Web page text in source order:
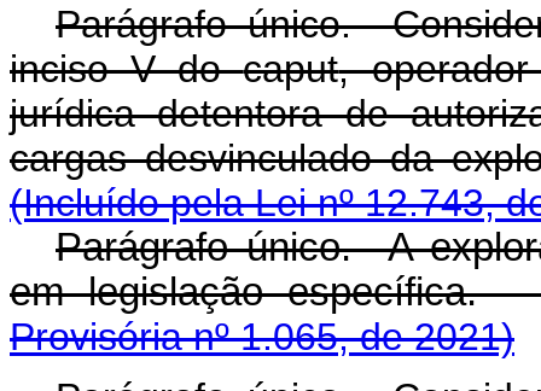
Parágrafo único.
inciso V docaput,
jurídica detentora de
cargas desvinculado
(Incluído pela Lei nº 12.743,
Parágrafo único. A
em legislação
Provisória nº 1.065, de 2021)